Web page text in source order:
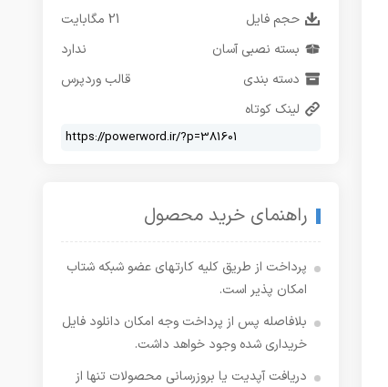
حجم فایل
21 مگابایت
بسته نصبی آسان
ندارد
دسته بندی
قالب وردپرس
لینک کوتاه
راهنمای خرید محصول
پرداخت از طریق کلیه کارتهای عضو شبکه شتاب
امکان پذیر است.
بلافاصله پس از پرداخت وجه امکان دانلود فایل
خریداری شده وجود خواهد داشت.
دریافت آپدیت یا بروزرسانی محصولات تنها از